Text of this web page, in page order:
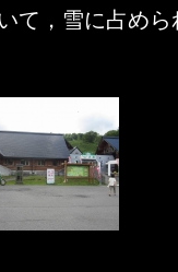
て，雪に占め